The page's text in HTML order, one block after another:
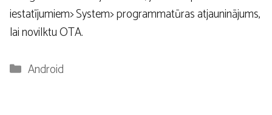
iestatījumiem> System> programmatūras atjauninājums,
lai novilktu OTA.
Kategorijas
Android